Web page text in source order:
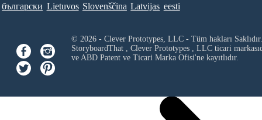
български Lietuvos Slovenščina Latvijas eesti
© 2026 - Clever Prototypes, LLC - Tüm hakları Saklıdır.
StoryboardThat , Clever Prototypes , LLCticari
ve ABD Patent ve Ticari Marka Ofisi'ne kayıtlıdır.